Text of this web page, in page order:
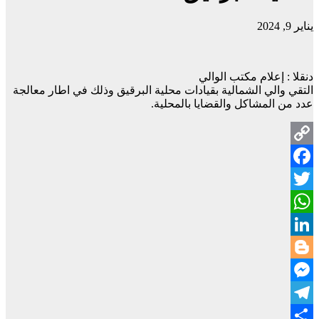
يناير 9, 2024
دنقلا : إعلام مكتب الوالي
التقي والي الشمالية بقيادات محلية البرقيق وذلك في اطار معالجة
عدد من المشاكل والقضايا بالمحلية.
Copy
Link
Facebook
Twitter
WhatsApp
LinkedIn
Blogger
Messenger
Telegram